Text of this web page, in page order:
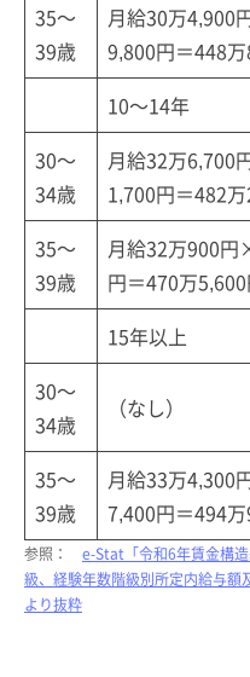
35～
39歳
月給30万4,900
9,800円＝448
10～14年
30～
34歳
月給32万6,700
1,700円＝482
35～
39歳
月給32万900
円＝470万
15年以上
30～
34歳
（なし）
35～
39歳
月給33万4,300
7,400円＝494
参照： e-Stat「令和6年賃金構
級、経験年数階級別所定内給与額
より抜粋